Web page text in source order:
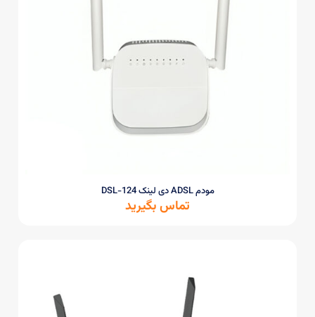
مودم ADSL دی لینک DSL-124
تماس بگیرید